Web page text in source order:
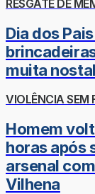
RESGATE DE
Dia dos
muita
VIOLÊNCIA SEM
Homem
horas após
arsenal
Vilhena